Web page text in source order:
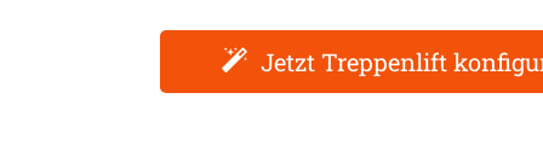
Jetzt Treppenlift